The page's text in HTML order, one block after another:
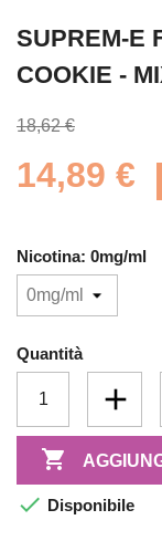
SUPREM-E
COOKIE -
18,62 €
14,89 €
Nicotina: 0mg/ml
Quantità

 Disponibile